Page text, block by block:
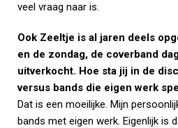
veel vraag naar is.
Ook Zeeltje is al jaren deels
en de zondag, de coverband
uitverkocht. Hoe sta jij in de
versus bands die eigen werk
Dat is een moeilijke. Mijn
bands met eigen werk. Eigenlijk is